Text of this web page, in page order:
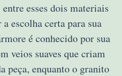
esses dois materiais
escolha certa para sua
é conhecido por sua
veios suaves que criam
peça, enquanto o granito